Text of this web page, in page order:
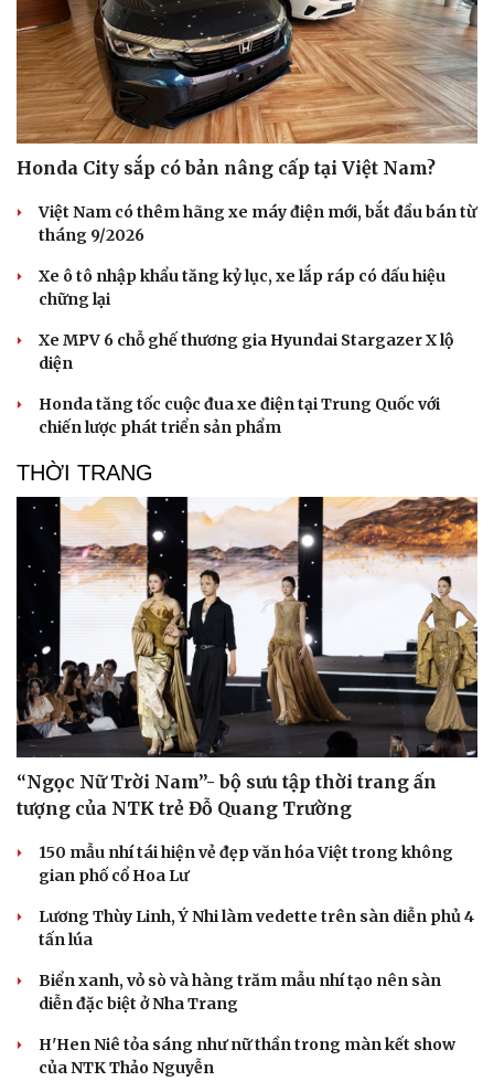
Sức khỏe
Dinh dưỡng - món ngon
Cây thuốc
Sản phụ khoa
Nhi khoa
Nam khoa
Làm đẹp - giảm cân
Phòng mạch online
Ăn sạch sống khỏe
Đời sống
Nhà đẹp
Blog
Tình yêu - Gia đình
Honda City sắp có bản nâng cấp tại Việt Nam?
Việt Nam có thêm hãng xe máy điện mới, bắt đầu bán từ
tháng 9/2026
Xe ô tô nhập khẩu tăng kỷ lục, xe lắp ráp có dấu hiệu
chững lại
Xe MPV 6 chỗ ghế thương gia Hyundai Stargazer X lộ
diện
Honda tăng tốc cuộc đua xe điện tại Trung Quốc với
chiến lược phát triển sản phẩm
THỜI TRANG
“Ngọc Nữ Trời Nam”- bộ sưu tập thời trang ấn
tượng của NTK trẻ Đỗ Quang Trường
150 mẫu nhí tái hiện vẻ đẹp văn hóa Việt trong không
gian phố cổ Hoa Lư
Lương Thùy Linh, Ý Nhi làm vedette trên sàn diễn phủ 4
tấn lúa
Biển xanh, vỏ sò và hàng trăm mẫu nhí tạo nên sàn
diễn đặc biệt ở Nha Trang
H'Hen Niê tỏa sáng như nữ thần trong màn kết show
của NTK Thảo Nguyễn